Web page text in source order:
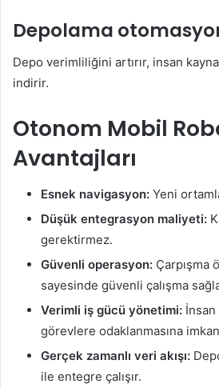
Depolama
Depo verimliliğini artırır, insan
indirir.
Otonom Mobil
Avantajları
Esnek navigasyon: Yeni
Düşük entegrasyon maliyeti:
gerektirmez.
Güvenli operasyon: Çarpışma
sayesinde güvenli çalışma
Verimli iş gücü yönetimi: İnsan
görevlere odaklanmasına imkan
Gerçek zamanlı veri akışı:
ile entegre çalışır.